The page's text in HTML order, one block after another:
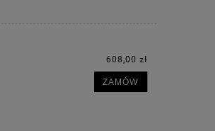
608,00 zł
ZAMÓW